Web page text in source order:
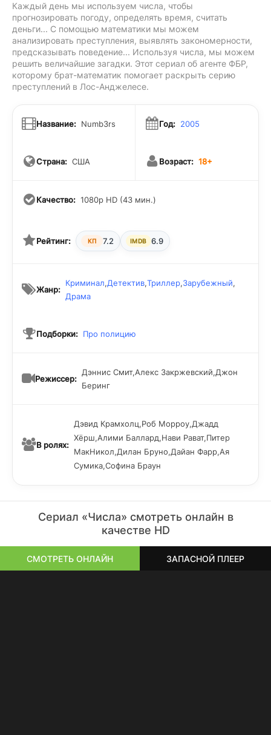
Каждый день мы используем числа, чтобы
прогнозировать погоду, определять время, считать
деньги... С помощью математики мы можем
анализировать преступления, выявлять закономерности,
предсказывать поведение... Используя числа, мы можем
решить величайшие загадки. Этот сериал об агенте ФБР,
которому брат-математик помогает раскрыть серию
преступлений в Лос-Анджелесе.
Название: Numb3rs
Страна: США
Год: 2005
Возраст: 18+
Качество: 1080p HD (43 мин.)
Рейтинг: КП 7.2 IMDB 6.9
Жанр:
Криминал,Детектив,Триллер,Зарубежный,
Драма
Подборки: Про полицию
Режиссер:
Дэннис Смит,Алекс Закржевский,Джон
Беринг
В ролях:
Дэвид Крамхолц,Роб Морроу,Джадд
Хёрш,Алими Баллард,Нави Рават,Питер
МакНикол,Дилан Бруно,Дайан Фарр,Ая
Сумика,Софина Браун
Сериал «Числа» смотреть онлайн в
качестве HD
СМОТРЕТЬ ОНЛАЙН ЗАПАСНОЙ ПЛЕЕР